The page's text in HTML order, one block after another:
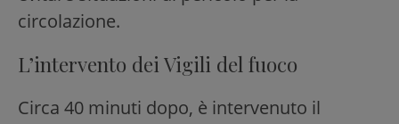
circolazione.
L’intervento dei Vigili del fuoco
Circa 40 minuti dopo, è intervenuto il